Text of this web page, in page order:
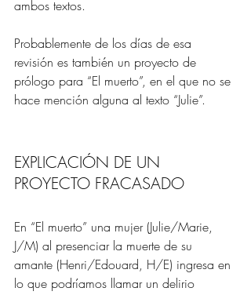
ambos textos.
Probablemente de los días de esa
revisión es también un proyecto de
prólogo para “El muerto”, en el que no se
hace mención alguna al texto “Julie”.
EXPLICACIÓN DE UN
PROYECTO FRACASADO
En “El muerto” una mujer (Julie/Marie,
J/M) al presenciar la muerte de su
amante (Henri/Edouard, H/E) ingresa en
lo que podríamos llamar un delirio